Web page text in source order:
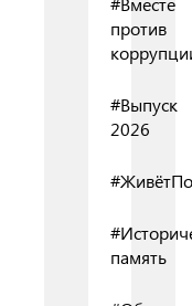
против
#Выпуск
2026
память